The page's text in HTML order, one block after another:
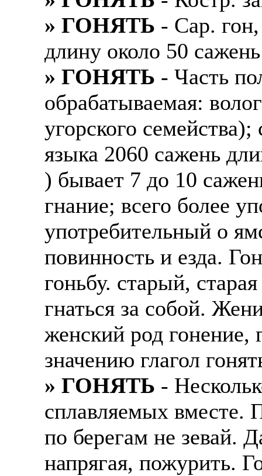
» ГОНЯТЬ - Сар. гон,
длину около 50
» ГОНЯТЬ - Часть
обрабатываемая:
угорского
языка 2060 сажень
) бывает 7 до 10
гнание; всего более
употребительный о
повинность и езда.
гоньбу. старый,
гнаться за собой.
женский род гонение,
значению глагол
» ГОНЯТЬ -
сплавляемых вместе.
по берегам не зевай.
напрягая, пожурить.